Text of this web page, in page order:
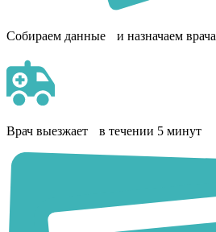
Собираем данные и назначаем врача
Врач выезжает в течении 5 минут